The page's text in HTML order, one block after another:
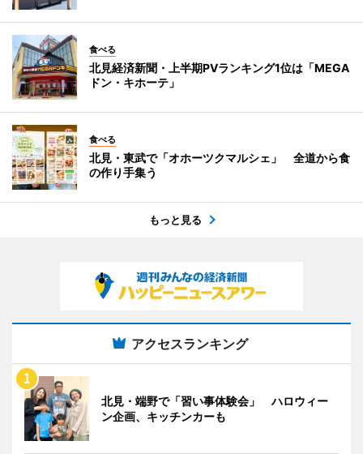
食べる
北見経済新聞・上半期PVランキング1位は「MEGA
ドン・キホーテ」
食べる
北見・東武で「オホーツクマルシェ」 全道から食
の作り手集う
もっと見る
アクセスランキング
北見・端野で「習い事体験会」 ハロウィー
ン企画、キッチンカーも